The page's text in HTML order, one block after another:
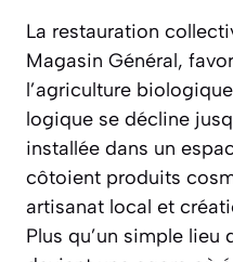
La restauration
Magasin Général,
l’agriculture
logique se décline
installée dans un
côtoient produits
artisanat local et
Plus qu’un simple lieu